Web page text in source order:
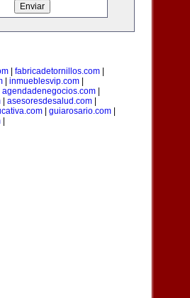
fabricadetornillos.com
| inmueblesvip.com|
agendadenegocios.com|
| asesoresdesalud.com|
guiarosario.com
|